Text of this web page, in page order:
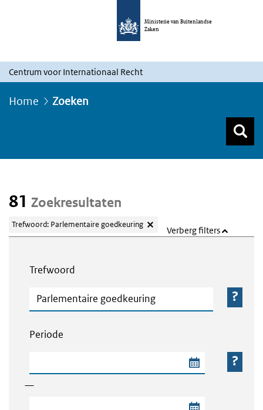
Ministerie van Buitenlandse
Zaken
Centrum voor Internationaal Recht
Home Zoeken
81 Zoekresultaten
Trefwoord: Parlementaire goedkeuring
Verberg filters
Trefwoord
Trefwoord
Periode
—